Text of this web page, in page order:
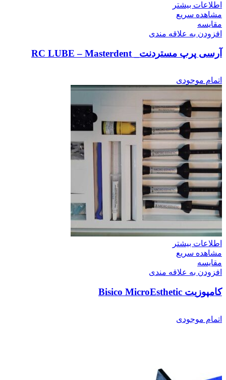
اطلاعات بیشتر
مشاهده سریع
مقایسه
افزودن به علاقه مندی
آرسی پرپ مستردنت_ RC LUBE – Masterdent
اتمام موجودی
اطلاعات بیشتر
مشاهده سریع
مقایسه
افزودن به علاقه مندی
کامپوزیت Bisico MicroEsthetic
اتمام موجودی